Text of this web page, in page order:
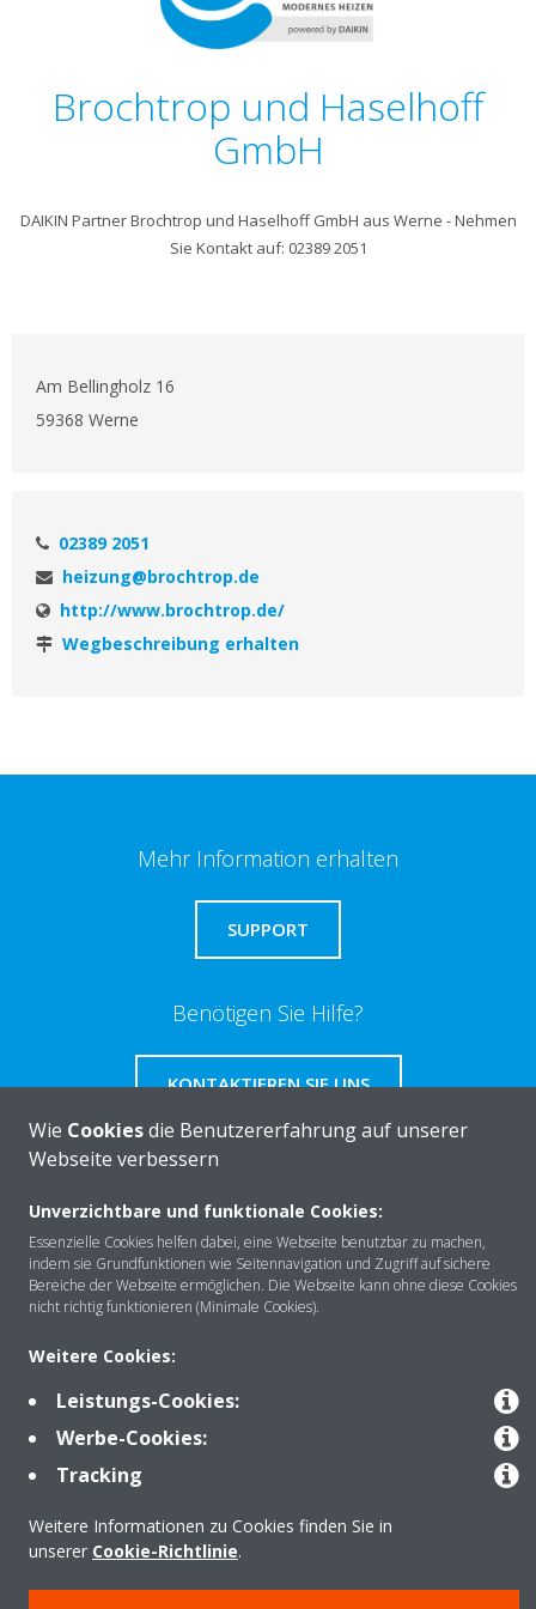
Brochtrop und Haselhoff
GmbH
DAIKIN Partner Brochtrop und Haselhoff GmbH aus Werne - Nehmen
Sie Kontakt auf: 02389 2051
Am Bellingholz 16
59368 Werne
02389 2051
heizung@brochtrop.de
http://www.brochtrop.de/
Wegbeschreibung erhalten
Mehr Information erhalten
SUPPORT
Benötigen Sie Hilfe?
KONTAKTIEREN SIE UNS
Über DAIKIN
Anwendungsbereiche
Kontakt
Copyright © Daikin
Wie Cookiesdie Benutzererfahrung auf unserer
Webseite verbessern
Unverzichtbare und funktionale Cookies:
Essenzielle Cookies helfen dabei, eine Webseite benutzbar zu machen,
indem sie Grundfunktionen wie Seitennavigation und Zugriff auf sichere
Bereiche der Webseite ermöglichen. Die Webseite kann ohne diese Cookies
nicht richtig funktionieren (Minimale Cookies).
Weitere Cookies:
Leistungs-Cookies:
Werbe-Cookies:
Tracking
Weitere Informationen zu Cookies finden Sie in
unserer Cookie-Richtlinie.